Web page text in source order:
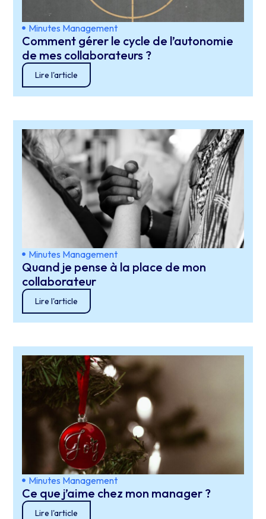
Minutes Management
Comment gérer le cycle de l’autonomie
de mes collaborateurs ?
Lire l'article
Minutes Management
Quand je pense à la place de mon
collaborateur
Lire l'article
Minutes Management
Ce que j’aime chez mon manager ?
Lire l'article